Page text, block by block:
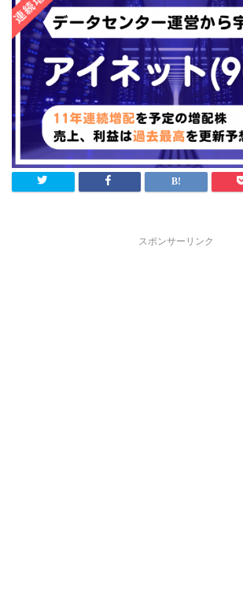
スポンサーリンク